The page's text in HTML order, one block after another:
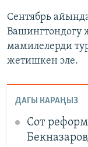
Сентябрь
Вашингтондогу
мамилелерди
жетишкен эле.
ДАГЫ КАРАҢЫЗ
Cот